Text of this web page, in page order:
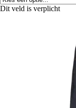
Dit veld is verplicht